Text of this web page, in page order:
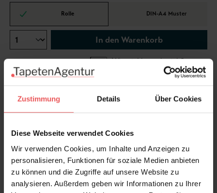
Zustimmung Details Über Cookies
Diese Webseite verwendet Cookies
Wir verwenden Cookies, um Inhalte und Anzeigen zu
personalisieren, Funktionen für soziale Medien anbieten
zu können und die Zugriffe auf unsere Website zu
analysieren. Außerdem geben wir Informationen zu Ihrer
Rolle DIN-A4 Muster
In den Warenkorb
Wie viel brauche ich?
Rollen & Mengen berechnen
Jouy". Entdecken Sie - hier mit einem Klick - noch
mehr Tapeten dieser besonderen Stilrichtung.
Produktdetails